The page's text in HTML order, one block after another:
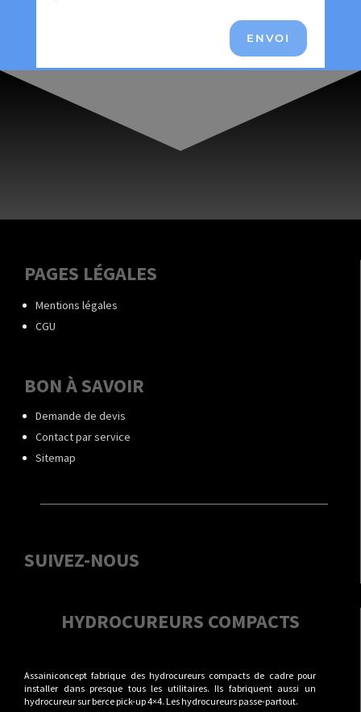
ENVOI
PAGES LÉGALES
Mentions légales
CGU
BON À SAVOIR
Demande de devis
Contact par service
Sitemap
SUIVEZ-NOUS
HYDROCUREURS COMPACTS
Assainiconcept fabrique des hydrocureurs compacts de cadre pour
installer dans presque tous les utilitaires. Ils fabriquent aussi un
hydrocureur sur berce pick-up 4×4. Les hydrocureurs passe-partout.